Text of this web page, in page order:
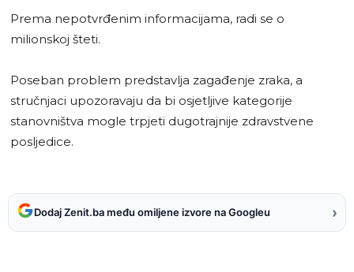
Prema nepotvrđenim informacijama, radi se o
milionskoj šteti.
Poseban problem predstavlja zagađenje zraka, a
stručnjaci upozoravaju da bi osjetljive kategorije
stanovništva mogle trpjeti dugotrajnije zdravstvene
posljedice.
Dodaj Zenit.ba među omiljene izvore na Googleu ›